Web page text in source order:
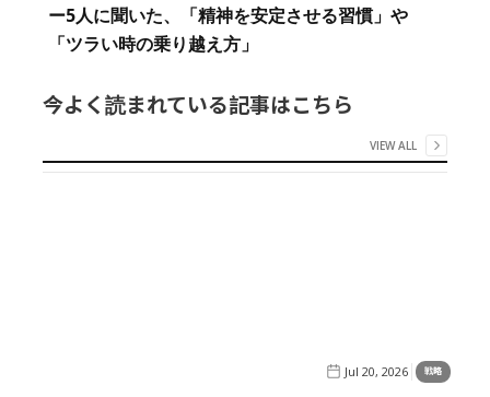
ー5人に聞いた、「精神を安定させる習慣」や
「ツラい時の乗り越え方」
今よく読まれている記事はこちら
VIEW ALL
Jul 20, 2026 戦略